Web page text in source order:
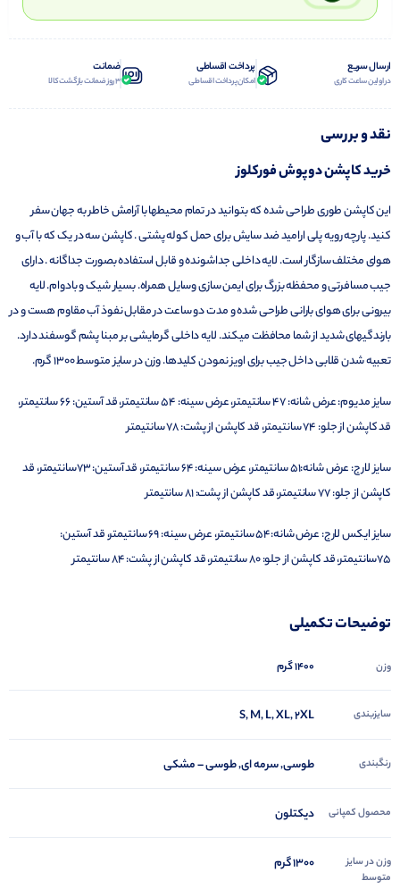
ارسال سریع
در اولین ساعت کاری
پرداخت اقساطی
امکان پرداخت اقساطی
ضمانت
3 روز ضمانت بازگشت کالا
نقد و بررسی
خرید کاپشن دوپوش فورکلوز
این کاپشن طوری طراحی شده که بتوانید در تمام محیطها با آرامش خاطر به جهان سفر
کنید. پارچه رویه پلی ارامید ضد سایش برای حمل کوله پشتی . کاپشن سه در یک که با آب و
هوای مختلف سازگار است. لایه داخلی جداشونده و قابل استفاده بصورت جداگانه . دارای
جیب مسافرتی و محفظه بزرگ برای ایمن سازی وسایل همراه. بسیار شیک و بادوام. لایه
بیرونی برای هوای بارانی طراحی شده و مدت دو ساعت در مقابل نفوذ آب مقاوم هست و در
بارندگیهای شدید از شما محافظت میکند. لایه داخلی گرمایشی بر مبنا پشم گوسفند دارد.
تعبیه شدن قلابی داخل جیب برای اویز نمودن کلیدها. وزن در سایز متوسط ۱۳۰۰ گرم.
سایز مدیوم: عرض شانه: 47 سانتیمتر، عرض سینه: 54 سانتیمتر، قد آستین: 66 سانتیمتر،
قد کاپشن از جلو: 74 سانتیمتر، قد کاپشن از پشت: 78 سانتیمتر
سایز لارج: عرض شانه:51 سانتیمتر، عرض سینه: 64 سانتیمتر، قد آستین: 73سانتیمتر، قد
کاپشن از جلو: 77 سانتیمتر، قد کاپشن از پشت: 81 سانتیمتر
سایز ایکس لارج: عرض شانه:54 سانتیمتر، عرض سینه: 69 سانتیمتر، قد آستین:
75سانتیمتر، قد کاپشن از جلو: 80 سانتیمتر، قد کاپشن از پشت: 84 سانتیمتر
توضیحات تکمیلی
وزن 1400 گرم
سایزبندی S, M, L, XL, 2XL
رنگبندی طوسی, سرمه ای, طوسی – مشکی
محصول کمپانی دیکتلون
وزن در سایز
متوسط
۱۳۰۰ گرم